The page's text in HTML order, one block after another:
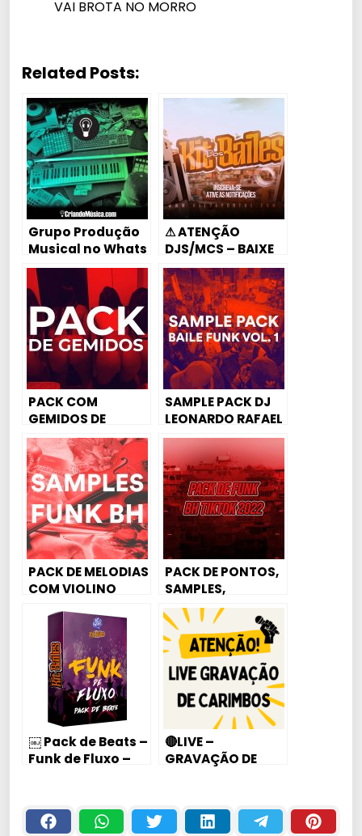
VAI BROTA NO MORRO
Related Posts:
Grupo Produção
Musical no Whats
⚠ ATENÇÃO
DJS/MCS – BAIXE
NOSSA INTRO
COLOQUE SUA
MÚSICA E ENVIE NO
NOSSO E-MAIL/
POSTAREMOS SUA
MÚSICA NO
MESMO DIA ⚠
PACK COM
GEMIDOS DE
MULHERES PARA
FUNK MANDELÃO,
FUNK RAVE,
MAGRÃO E
AGRESSIVO
SAMPLE PACK DJ
LEONARDO RAFAEL
– BAILE FUNK VOL. 1
PACK DE MELODIAS
COM VIOLINO
PACK DE PONTOS,
SAMPLES,
ACAPELLAS,
PERCUSSÃO E
BEATS DE FUNK BH
TIKTOK 2022 –
DOWNLOAD
GRÁTIS
￼ Pack de Beats –
Funk de Fluxo –
14,90
🔴LIVE –
GRAVAÇÃO DE